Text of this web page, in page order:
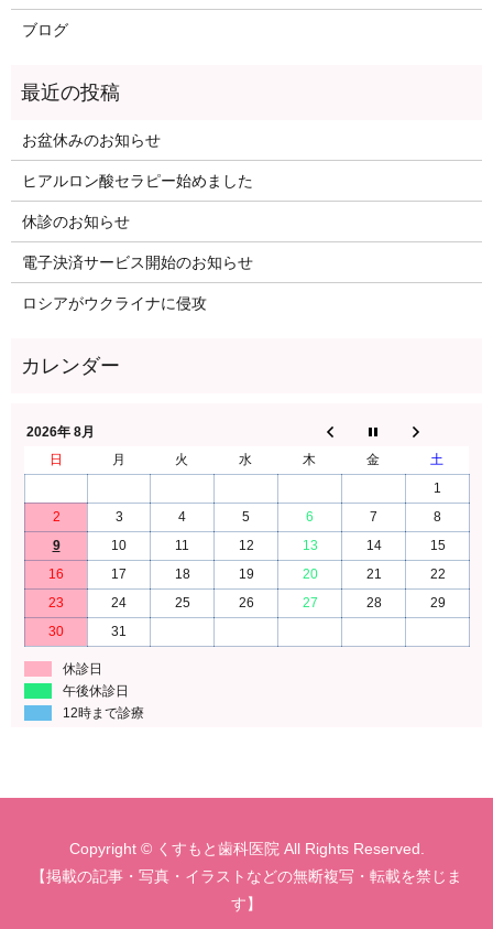
ブログ
お盆休みのお知らせ
ヒアルロン酸セラピー始めました
休診のお知らせ
電子決済サービス開始のお知らせ
ロシアがウクライナに侵攻
2026年 8月
日
月 火 水 木 金
土
1
2
3 4 5 6 7
8
9
10 11 12 13 14
15
16
17 18 19 20 21
22
23
24 25 26 27 28
29
30
31
休診日
午後休診日
12時まで診療
Copyright © くすもと歯科医院 All Rights Reserved.
【掲載の記事・写真・イラストなどの無断複写・転載を禁じま
す】